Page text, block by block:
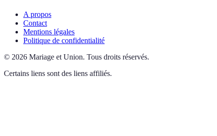
A propos
Contact
Mentions légales
Politique de confidentialité
© 2026 Mariage et Union. Tous droits réservés.
Certains liens sont des liens affiliés.